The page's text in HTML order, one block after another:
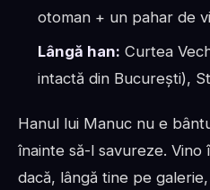
otoman + un pahar de
Lângă han: Curtea
intactă din București),
Hanul lui Manuc nu e
înainte să-l savureze.
dacă, lângă tine pe